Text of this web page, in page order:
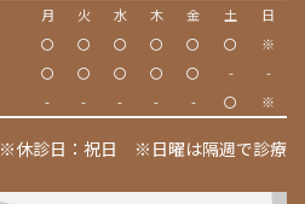
月 火 水 木 金 土
日
〇 〇 〇 〇 〇 〇
※
〇 〇 〇 〇 〇 -
-
- - - - - 〇 ※
※休診日：祝日 ※日曜は隔週で診療